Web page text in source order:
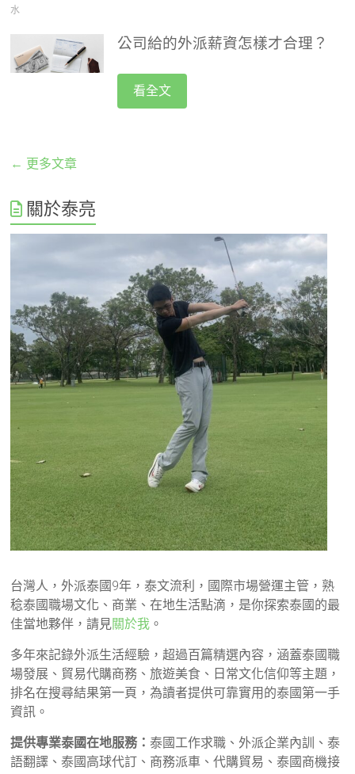
水
公司給的外派薪資怎樣才合理？
看全文
← 更多文章
關於泰亮
台灣人，外派泰國9年，泰文流利，國際市場營運主管，熟
稔泰國職場文化、商業、在地生活點滴，是你探索泰國的最
佳當地夥伴，請見關於我 。
多年來記錄外派生活經驗，超過百篇精選內容，涵蓋泰國職
場發展、貿易代購商務、旅遊美食、日常文化信仰等主題，
排名在搜尋結果第一頁，為讀者提供可靠實用的泰國第一手
資訊。
提供專業泰國在地服務：泰國工作求職、外派企業內訓、泰
語翻譯、泰國高球代訂、商務派車、代購貿易、泰國商機接